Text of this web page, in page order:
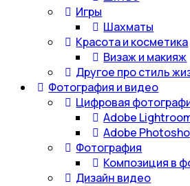
Игры
Шахматы
Красота и косметика
Визаж и макияж
Другое про стиль
Фотография и видео
Цифровая
Adobe
Adobe
Фотография
Композиция в
Дизайн видео